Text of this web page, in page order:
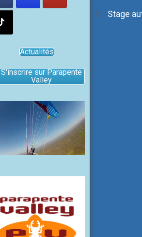
Stage
Actualités
S'inscrire sur Parapente
Valley